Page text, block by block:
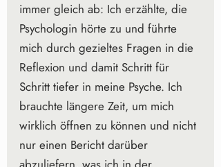
immer gleich ab: Ich erzählte, die
Psychologin hörte zu und führte
mich durch gezieltes Fragen in die
Reflexion und damit Schritt für
Schritt tiefer in meine Psyche. Ich
brauchte längere Zeit, um mich
wirklich öffnen zu können und nicht
nur einen Bericht darüber